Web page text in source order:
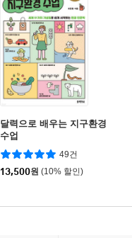
달력으로 배우는 지구환경
수업
49건
13,500원 (10% 할인)